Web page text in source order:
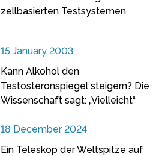
zellbasierten Testsystemen
15 January 2003
Kann Alkohol den
Testosteronspiegel steigern? Die
Wissenschaft sagt: „Vielleicht“
18 December 2024
Ein Teleskop der Weltspitze auf